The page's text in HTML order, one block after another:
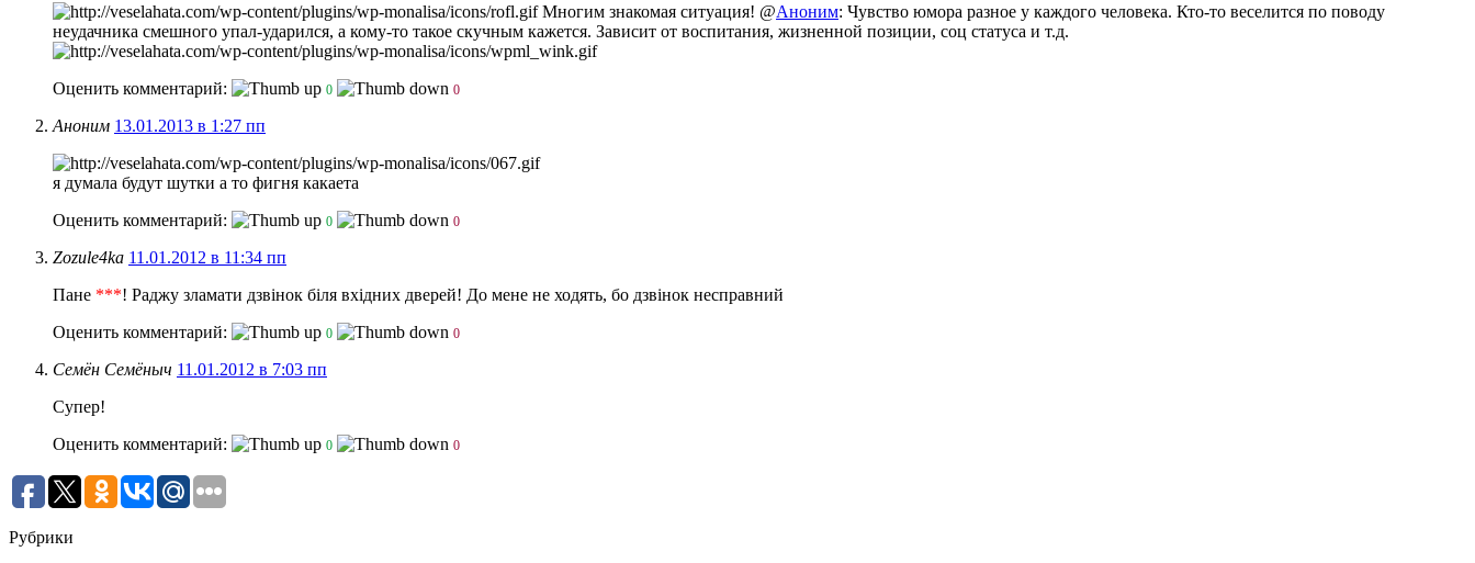
Многим знакомая ситуация! @Аноним: Чувство юмора разное у каждого человека. Кто-то веселится по поводу
неудачника смешного упал-ударился, а кому-то такое скучным кажется. Зависит от воспитания, жизненной позиции, соц статуса и т.д.
Оценить комментарий: 0 0
Аноним 13.01.2013 в 1:27 пп
я думала будут шутки а то фигня какаета
Оценить комментарий:
0 0
Zozule4ka 11.01.2012 в 11:34 пп
Пане ***! Раджу зламати дзвінок біля вхідних дверей! До мене не ходять, бо дзвінок несправний
Оценить комментарий:
0 0
Семён Семёныч 11.01.2012 в 7:03 пп
Супер!
Оценить комментарий:
0 0
Рубрики